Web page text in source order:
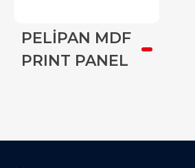
PELİPAN MDF
PRINT PANEL